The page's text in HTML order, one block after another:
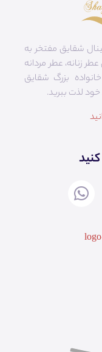
شقایق مفتخر به
زنانه، عطر مردانه
بزرگ شقایق
خود لذت ببرید.